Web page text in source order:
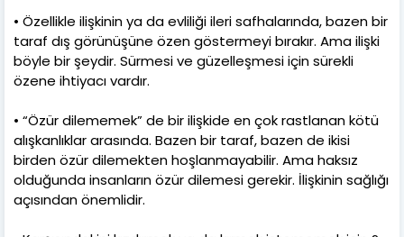
• Özellikle ilişkinin ya da evliliği ileri safhalarında, bazen bir
taraf dış görünüşüne özen göstermeyi bırakır. Ama ilişki
böyle bir şeydir. Sürmesi ve güzelleşmesi için sürekli
özene ihtiyacı vardır.
• “Özür dilememek” de bir ilişkide en çok rastlanan kötü
alışkanlıklar arasında. Bazen bir taraf, bazen de ikisi
birden özür dilemekten hoşlanmayabilir. Ama haksız
olduğunda insanların özür dilemesi gerekir. İlişkinin sağlığı
açısından önemlidir.